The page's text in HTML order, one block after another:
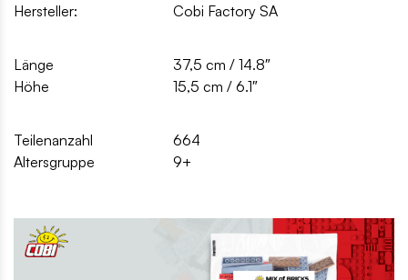
Hersteller:
Cobi Factory SA
Länge
37,5 cm / 14.8″
Höhe
15,5 cm / 6.1″
Teilenanzahl
664
Altersgruppe
9+